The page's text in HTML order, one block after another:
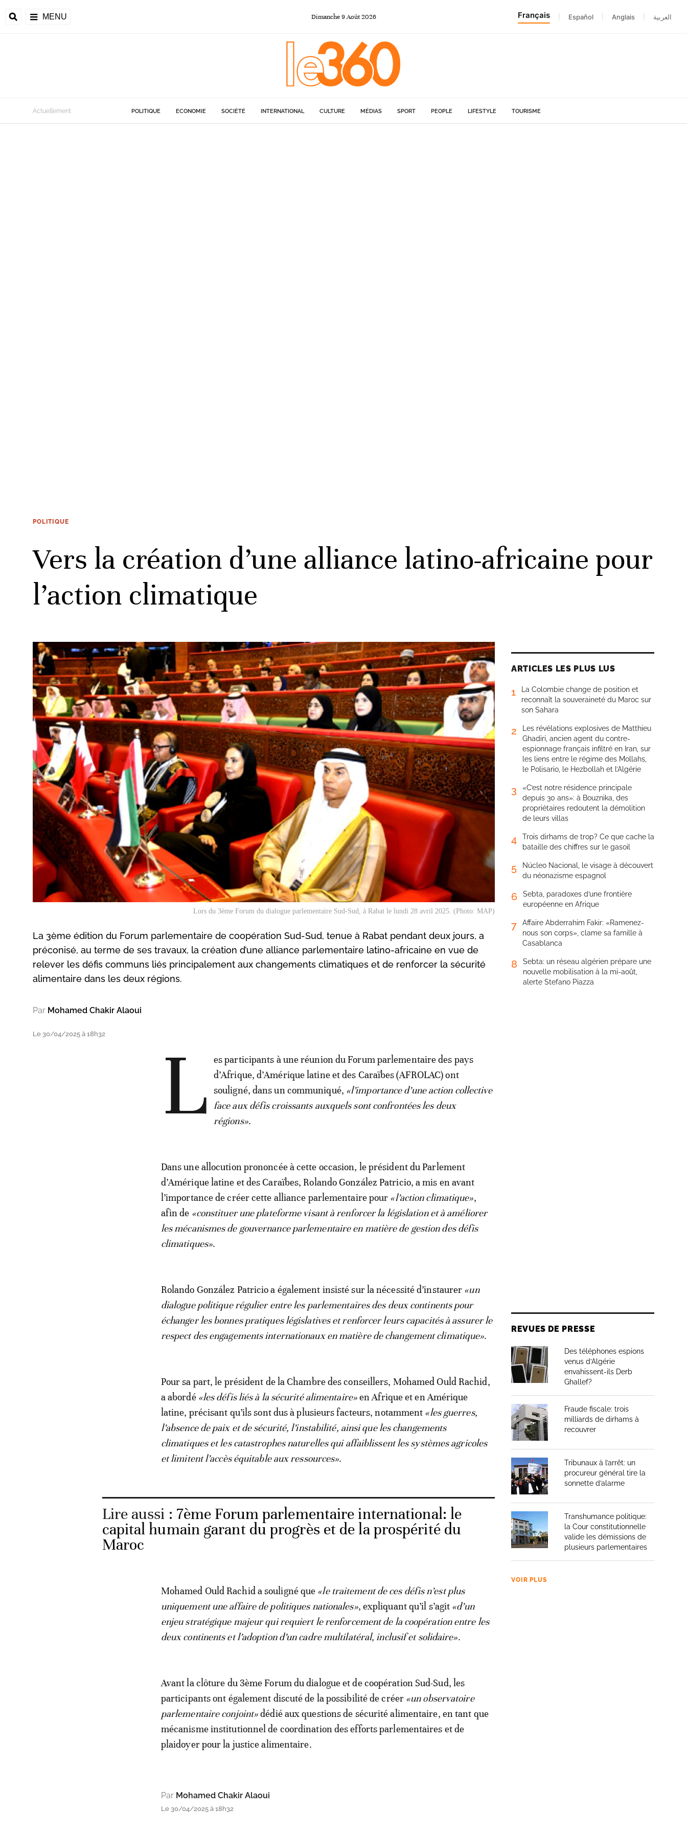
MENU Dimanche 9Août 2026 Français Español Anglais العربية
Actuellement POLITIQUE ECONOMIE SOCIÉTÉ INTERNATIONAL CULTURE MÉDIAS SPORT PEOPLE LIFESTYLE TOURISME
POLITIQUE
Vers la création d’une alliance latino-africaine pour
l’action climatique
Lors du 3ème Forum du dialogue parlementaire Sud-Sud, à Rabat le lundi 28 avril 2025. (Photo: MAP)
La 3ème édition du Forum parlementaire de coopération Sud-Sud, tenue à Rabat pendant deux jours, a
préconisé, au terme de ses travaux, la création d’une alliance parlementaire latino-africaine en vue de
relever les défis communs liés principalement aux changements climatiques et de renforcer la sécurité
alimentaire dans les deux régions.
Par Mohamed Chakir Alaoui
Le 30/04/2025 à 18h32 L
es participants à une réunion du Forum parlementaire des pays
d’Afrique, d’Amérique latine et des Caraïbes (AFROLAC) ont
souligné, dans un communiqué, «l’importance d’une action collective
face aux défis croissants auxquels sont confrontées les deux
régions».
Dans une allocution prononcée à cette occasion, le président du Parlement
d’Amérique latine et des Caraïbes, Rolando González Patricio, a mis en avant
l’importance de créer cette alliance parlementaire pour «l’action climatique»,
afin de «constituer une plateforme visant à renforcer la législation et à améliorer
les mécanismes de gouvernance parlementaire en matière de gestion des défis
climatiques».
Rolando González Patricio a également insisté sur la nécessité d’instaurer «un
dialogue politique régulier entre les parlementaires des deux continents pour
échanger les bonnes pratiques législatives et renforcer leurs capacités à assurer le
respect des engagements internationaux en matière de changement climatique».
Pour sa part, le président de la Chambre des conseillers, Mohamed Ould Rachid,
a abordé «les défis liés à la sécurité alimentaire»en Afrique et en Amérique
latine, précisant qu’ils sont dus à plusieurs facteurs, notamment «les guerres,
l’absence de paix et de sécurité, l’instabilité, ainsi que les changements
climatiques et les catastrophes naturelles qui affaiblissent les systèmes agricoles
et limitent l’accès équitable aux ressources».
Lire aussi : 7ème Forum parlementaire international: le
capital humain garant du progrès et de la prospérité du
Maroc
Mohamed Ould Rachid a souligné que «le traitement de ces défis n’est plus
uniquement une affaire de politiques nationales», expliquant qu’il s’agit «d’un
enjeu stratégique majeur qui requiert le renforcement de la coopération entre les
deux continents et l’adoption d’un cadre multilatéral, inclusif et solidaire».
Avant la clôture du 3ème Forum du dialogue et de coopération Sud-Sud, les
participants ont également discuté de la possibilité de créer «un observatoire
parlementaire conjoint»dédié aux questions de sécurité alimentaire, en tant que
mécanisme institutionnel de coordination des efforts parlementaires et de
plaidoyer pour la justice alimentaire.
Par Mohamed Chakir Alaoui
Le 30/04/2025 à 18h32
ARTICLES LES PLUS LUS
1
La Colombie change de position et
reconnaît la souveraineté du Maroc sur
son Sahara
2
Les révélations explosives de Matthieu
Ghadiri, ancien agent du contre-
espionnage français infiltré en Iran, sur
les liens entre le régime des Mollahs,
le Polisario, le Hezbollah et l’Algérie
3
«C’est notre résidence principale
depuis 30 ans»: à Bouznika, des
propriétaires redoutent la démolition
de leurs villas
4
Trois dirhams de trop? Ce que cache la
bataille des chiffres sur le gasoil
5
Núcleo Nacional, le visage à découvert
du néonazisme espagnol
6
Sebta, paradoxes d’une frontière
européenne en Afrique
7
Affaire Abderrahim Fakir: «Ramenez-
nous son corps», clame sa famille à
Casablanca
8
Sebta: un réseau algérien prépare une
nouvelle mobilisation à la mi-août,
alerte Stefano Piazza
REVUES DE PRESSE
Des téléphones espions
venus d’Algérie
envahissent-ils Derb
Ghallef?
Fraude fiscale: trois
milliards de dirhams à
recouvrer
Tribunaux à l’arrêt: un
procureur général tire la
sonnette d’alarme
Transhumance politique:
la Cour constitutionnelle
valide les démissions de
plusieurs parlementaires
VOIR PLUS